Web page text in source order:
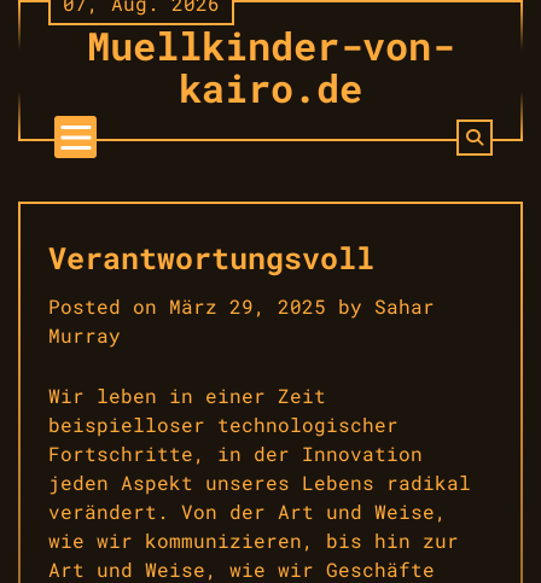
Skip
to
Muellkinder-von-
kairo.de
Verantwortungsvoll
Posted on März 29, 2025 by Sahar
Murray
Wir leben in einer Zeit
beispielloser technologischer
Fortschritte, in der Innovation
jeden Aspekt unseres Lebens radikal
verändert. Von der Art und Weise,
wie wir kommunizieren, bis hin zur
Art und Weise, wie wir Geschäfte